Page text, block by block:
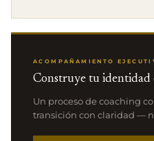
ACOMPAÑAMIENTO
Construye tu identidad
Un proceso de coaching
transición con claridad —